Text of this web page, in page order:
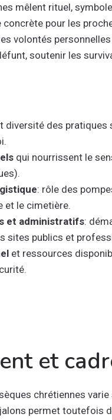
mêlent rituel,
pour les
volontés
soutenir les
diversité des pratiques
qui nourrissent le
: rôle des
et le cimetière.
et administratifs:
sites publics et
et ressources
et
chrétiennes
permet toutefois